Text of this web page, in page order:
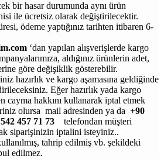
bir hasar durumunda aynı ürün
ile ücretsiz olarak değiştirilecektir.
ödeme yaptığınız tarihten itibaren 6-
‘dan yapılan alışverişlerde kargo
aldığınız ürünlerin adet,
göre değişiklik gösterebilir.
hazırlık ve kargo aşamasına geldiğinde
Eğer hazırlık yada kargo
cayma hakkını kullanarak iptal etmek
olursa mail adresinden ya da +90
457 71 73
telefondan müşteri
siparişinizin iptalini isteyiniz..
tahrip edilmiş vb. şekildeki
edilmez.